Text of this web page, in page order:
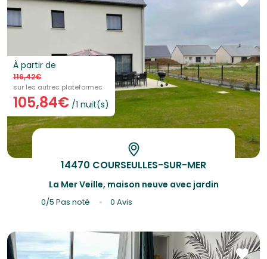
À partir de
116,42€
sur les autres plateformes
105,84€ /1 nuit(s)
La Mer Veille, maison neuve avec jardin
14470 COURSEULLES-SUR-MER
0/5Pas noté 0 Avis